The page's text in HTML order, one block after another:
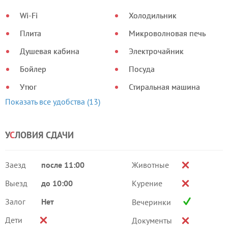
Wi-Fi
Плита
Душевая кабина
Бойлер
Утюг
Холодильник
Микроволновая печь
Электрочайник
Посуда
Стиральная машина
Показать все удобства (13)
УСЛОВИЯ СДАЧИ
Заезд
после 11:00
Выезд
до 10:00
Залог
Нет
Дети
Животные
Курение
Вечеринки
Документы